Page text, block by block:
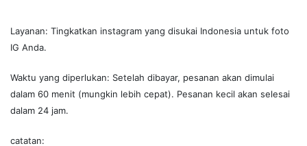
Layanan: Tingkatkan instagram yang disukai Indonesia untuk foto
IG Anda.
Waktu yang diperlukan: Setelah dibayar, pesanan akan dimulai
dalam 60 menit (mungkin lebih cepat). Pesanan kecil akan selesai
dalam 24 jam.
catatan: